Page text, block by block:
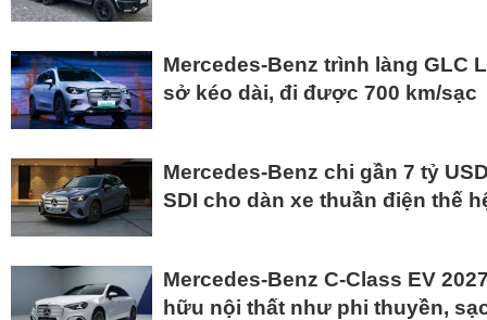
Mercedes-Benz trình làng GLC
sở kéo dài, đi được 700 km/sạc
Mercedes-Benz chi gần 7 tỷ
SDI cho dàn xe thuần điện thế
Mercedes-Benz C-Class EV
hữu nội thất như phi thuyền,